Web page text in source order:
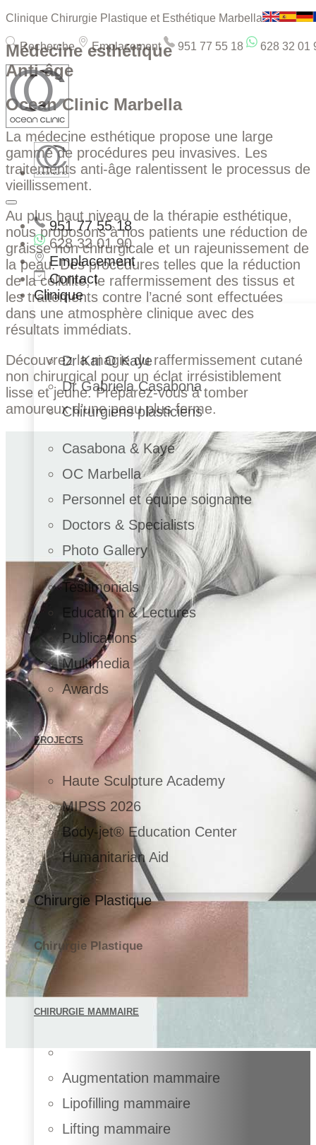
Clinique Chirurgie Plastique et Esthétique Marbella
Recherche Emplacement 951 77 55 18 628 32 01
951 77 55 18
628 32 01 90
Emplacement
Contact
Clinique
Dr Kai O Kaye
Dr Gabriela Casabona
Chirurgiens plasticiens
Casabona & Kaye
OC Marbella
Personnel et équipe soignante
Doctors & Specialists
Photo Gallery
Testimonials
Education & Lectures
Publications
Multimedia
Awards
PROJECTS
Haute Sculpture Academy
MIPSS 2026
Body-jet® Education Center
Humanitarian Aid
Chirurgie Plastique
Chirurgie Plastique
CHIRURGIE MAMMAIRE
Augmentation mammaire
Lipofilling mammaire
Lifting mammaire
Médecine esthétique
Anti-âge
Ocean Clinic Marbella
La médecine esthétique propose une large
gamme de procédures peu invasives. Les
traitements anti-âge ralentissent le processus de
vieillissement.
Au plus haut niveau de la thérapie esthétique,
nous proposons à nos patients une réduction de
graisse non chirurgicale et un rajeunissement de
la peau. Des procédures telles que la réduction
de la cellulite, le raffermissement des tissus et
les traitements contre l’acné sont effectuées
dans une atmosphère clinique avec des
résultats immédiats.
Découvrez la magie du raffermissement cutané
non chirurgical pour un éclat irrésistiblement
lisse et jeune. Préparez-vous à tomber
amoureux d’une peau plus ferme.